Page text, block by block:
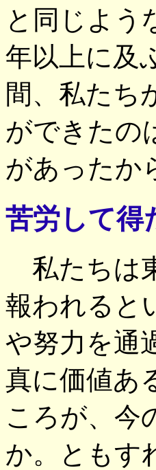
と同じよう
年以上に及
間、私たち
ができたの
があったか
苦労して得
私たちは
報われると
や努力を通
真に価値あ
ころが、今
か。ともす